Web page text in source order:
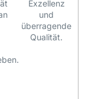
Exzellenz
und
überragende
Qualität.